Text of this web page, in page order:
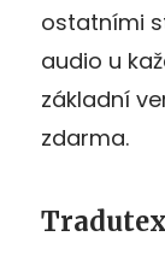
ostatními
audio u
základní
zdarma.